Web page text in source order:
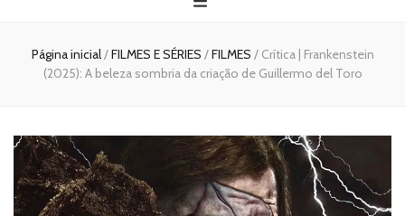
Página inicial/FILMES E SÉRIES /FILMES / Crítica | Frankenstein
(2025): A beleza sombria da criação de Guillermo del Toro